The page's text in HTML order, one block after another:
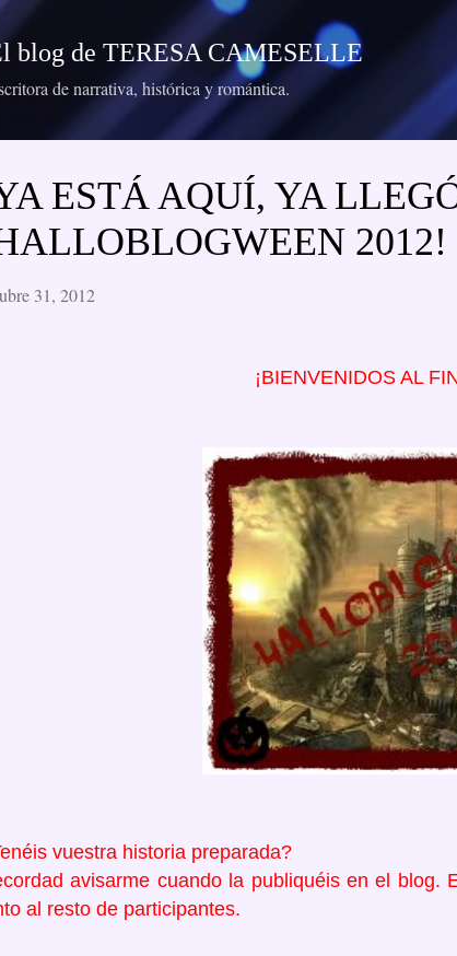
Ir al contenido
blog de TERESA CAMESELLE
de narrativa, histórica y romántica.
ESTÁ AQUÍ, YA
2012!
31, 2012
¡BIENVENIDOS AL
vuestra historia preparada?
avisarme cuando la publiquéis en el blog.
al resto de participantes.